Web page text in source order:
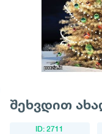
შეხვდით
ID: 2711